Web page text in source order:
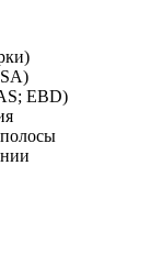
EBD)